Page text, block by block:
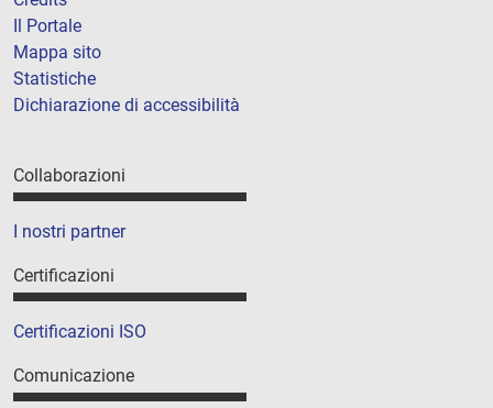
Il Portale
Mappa sito
Statistiche
Dichiarazione di accessibilità
Collaborazioni
I nostri partner
Certificazioni
Certificazioni ISO
Comunicazione